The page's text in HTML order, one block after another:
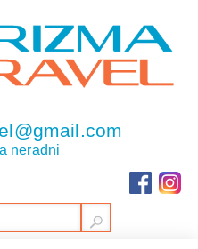
neradni